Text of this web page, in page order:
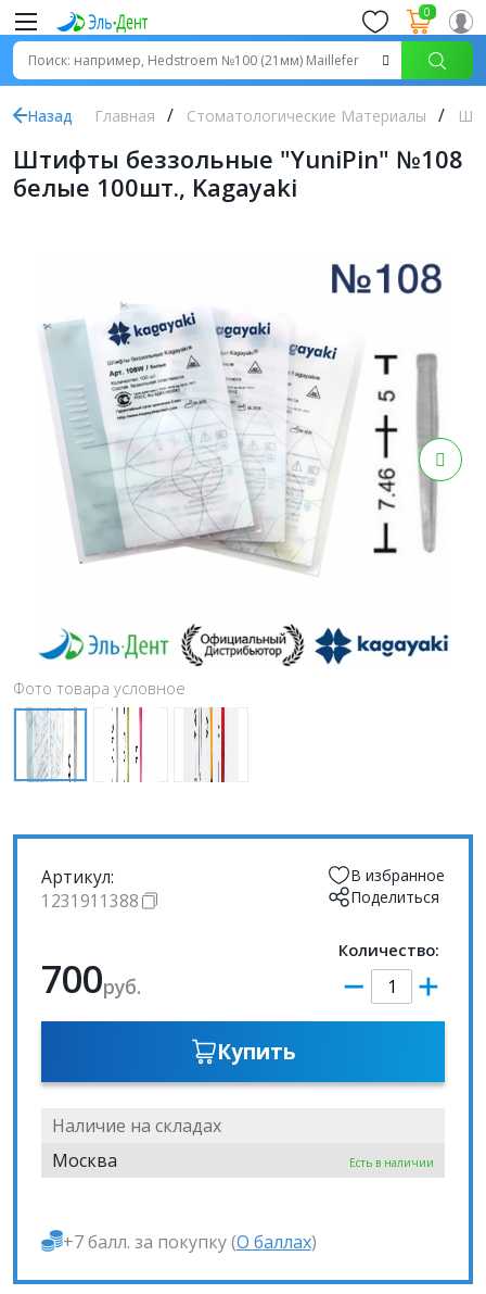
0
Назад Главная Стоматологические Материалы
Штифты беззольные "YuniPin" №108
белые 100шт., Kagayaki
Фото товара условное
Артикул:
1231911388
В избранное
Поделиться
700руб.
Количество:
Купить
Наличие на складах
Москва
Есть в наличии
+7 балл. за покупку (О баллах)